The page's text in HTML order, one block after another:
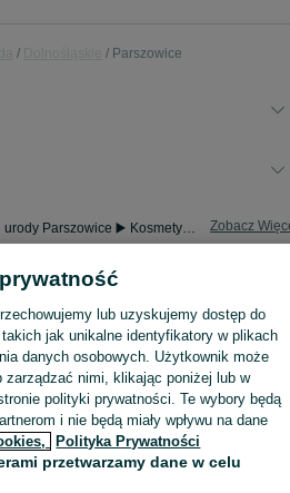
Parszowice
Sprzedaż produktów zdrowia i urody Parszowice ▶️ Kosmetyki, perfumy, sprzęt medyczny ✅ Nowe i używane w najlepszych cenach ☝ Znajdź ogłoszenia na OLX.pl! Zobacz
lub uzyskujemy dostęp do
jak unikalne identyfikatory w plikach
danych osobowych. Użytkownik może
zarządzać nimi, klikając poniżej lub w
polityki prywatności. Te wybory będą
i nie będą miały wpływu na dane
Polityka Prywatności
przetwarzamy dane w celu